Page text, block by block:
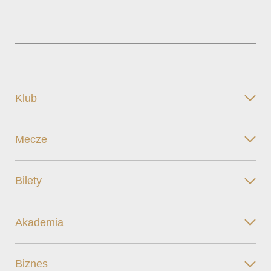
Klub
Mecze
Bilety
Akademia
Biznes